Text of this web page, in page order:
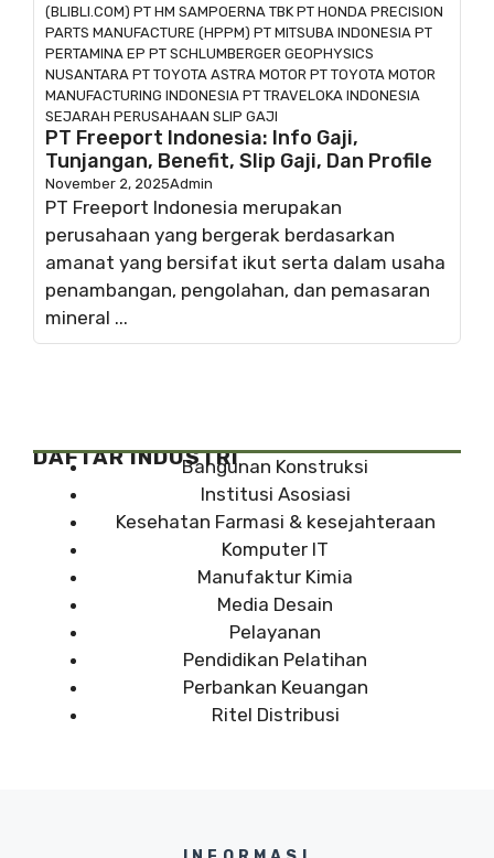
(BLIBLI.COM) PT HM SAMPOERNA TBK PT HONDA PRECISION
PARTS MANUFACTURE (HPPM) PT MITSUBA INDONESIA PT
PERTAMINA EP PT SCHLUMBERGER GEOPHYSICS
NUSANTARA PT TOYOTA ASTRA MOTOR PT TOYOTA MOTOR
MANUFACTURING INDONESIA PT TRAVELOKA INDONESIA
SEJARAH PERUSAHAAN SLIP GAJI
PT Freeport Indonesia: Info Gaji,
Tunjangan, Benefit, Slip Gaji, Dan Profile
November 2, 2025Admin
PT Freeport Indonesia merupakan
perusahaan yang bergerak berdasarkan
amanat yang bersifat ikut serta dalam usaha
penambangan, pengolahan, dan pemasaran
mineral ...
DAFTAR INDUSTRIBangunan Konstruksi
Institusi Asosiasi
Kesehatan Farmasi & kesejahteraan
Komputer IT
Manufaktur Kimia
Media Desain
Pelayanan
Pendidikan Pelatihan
Perbankan Keuangan
Ritel Distribusi